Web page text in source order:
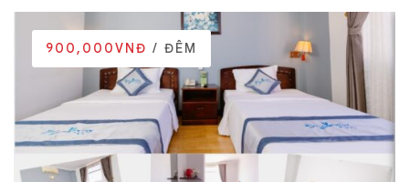
900,000VNĐ / ĐÊM